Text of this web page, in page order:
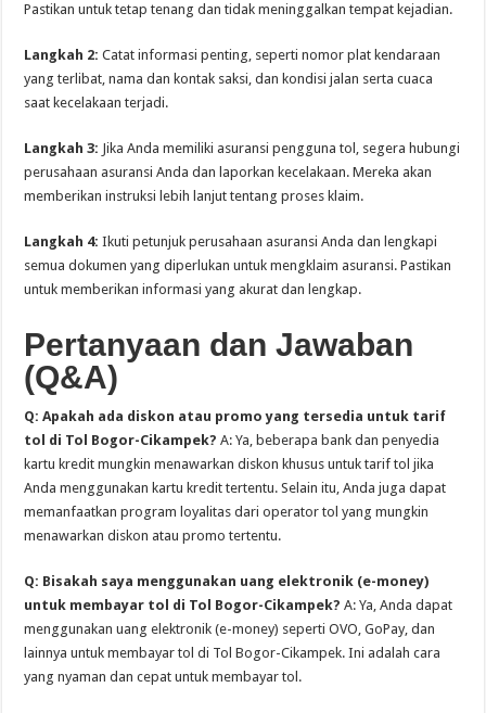
Pastikan untuk tetap tenang dan tidak meninggalkan tempat kejadian.
Langkah 2: Catat informasi penting, seperti nomor plat kendaraan
yang terlibat, nama dan kontak saksi, dan kondisi jalan serta cuaca
saat kecelakaan terjadi.
Langkah 3: Jika Anda memiliki asuransi pengguna tol, segera hubungi
perusahaan asuransi Anda dan laporkan kecelakaan. Mereka akan
memberikan instruksi lebih lanjut tentang proses klaim.
Langkah 4: Ikuti petunjuk perusahaan asuransi Anda dan lengkapi
semua dokumen yang diperlukan untuk mengklaim asuransi. Pastikan
untuk memberikan informasi yang akurat dan lengkap.
Pertanyaan dan Jawaban
(Q&A)
Q: Apakah ada diskon atau promo yang tersedia untuk tarif
tol di Tol Bogor-Cikampek? A: Ya, beberapa bank dan penyedia
kartu kredit mungkin menawarkan diskon khusus untuk tarif tol jika
Anda menggunakan kartu kredit tertentu. Selain itu, Anda juga dapat
memanfaatkan program loyalitas dari operator tol yang mungkin
menawarkan diskon atau promo tertentu.
Q: Bisakah saya menggunakan uang elektronik (e-money)
untuk membayar tol di Tol Bogor-Cikampek? A: Ya, Anda dapat
menggunakan uang elektronik (e-money) seperti OVO, GoPay, dan
lainnya untuk membayar tol di Tol Bogor-Cikampek. Ini adalah cara
yang nyaman dan cepat untuk membayar tol.